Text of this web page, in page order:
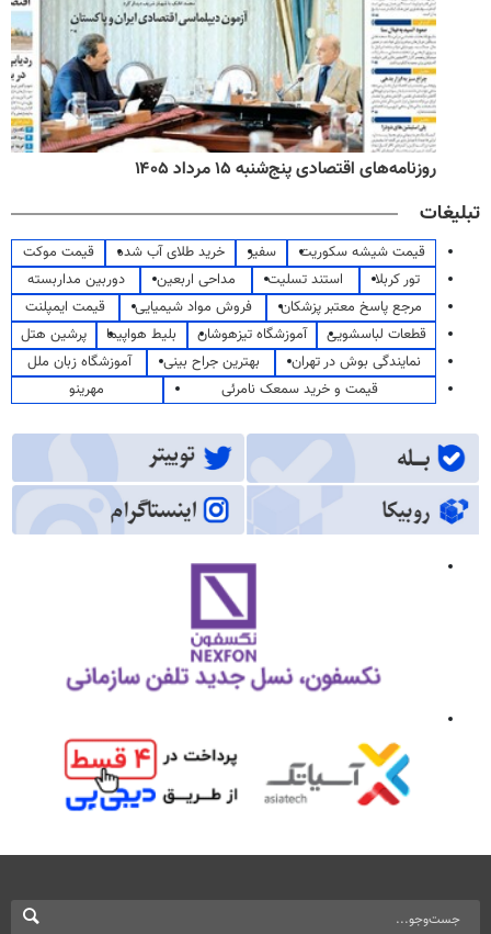
روزنامه‌های اقتصادی پنج‌شنبه ۱۵ مرداد ۱۴۰۵
تبلیغات
قیمت شیشه سکوریت سفیر خرید طلای آب شده
قیمت موکت
تور کربلا
استند تسلیت مداحی اربعین
دوربین مداربسته
مرجع پاسخ معتبر پزشکان
فروش مواد شیمیایی
قیمت ایمپلنت
قطعات لباسشویی
آموزشگاه تیزهوشان بلیط هواپیما
پرشین هتل
نمایندگی بوش در تهران
بهترین جراح بینی
آموزشگاه زبان ملل
قیمت و خرید سمعک نامرئی
مهرینو